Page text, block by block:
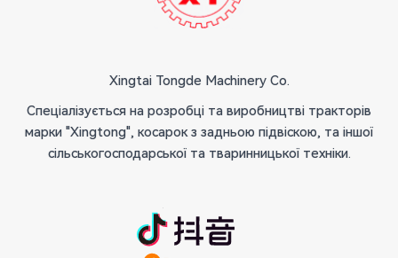
Xingtai Tongde Machinery Co.
Спеціалізується на розробці та виробництві тракторів
марки "Xingtong", косарок з задньою підвіскою, та іншої
сільськогосподарської та тваринницької техніки.